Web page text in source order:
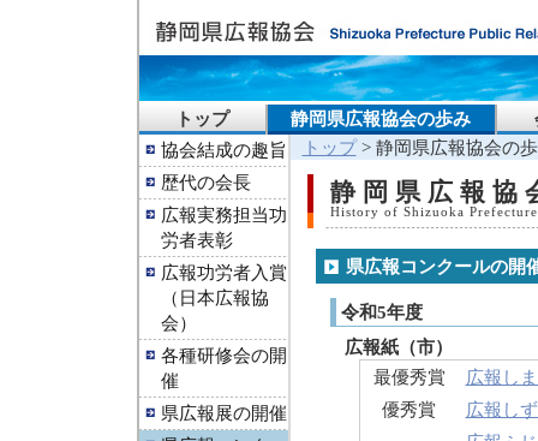
トップ 静岡県広報協会の歩み
協会結成の趣旨
歴代の会長
広報実務担当功
労者表彰
広報功労者入賞
（日本広報協
会）
各種研修会の開
催
県広報展の開催
トップ> 静岡県広報協会の
静岡県広報協
History of Shizuoka
県広報コンクールの開
令和5年度
広報紙（市）
最優秀賞
広報し
優秀賞
広報し